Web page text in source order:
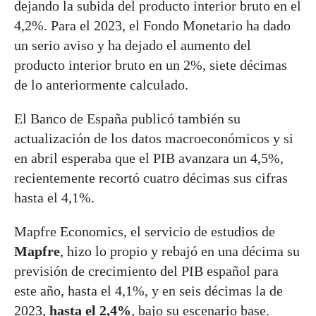
dejando la subida del producto interior bruto en el
4,2%. Para el 2023, el Fondo Monetario ha dado
un serio aviso y ha dejado el aumento del
producto interior bruto en un 2%, siete décimas
de lo anteriormente calculado.
El Banco de España publicó también su
actualización de los datos macroeconómicos y si
en abril esperaba que el PIB avanzara un 4,5%,
recientemente recortó cuatro décimas sus cifras
hasta el 4,1%.
Mapfre Economics, el servicio de estudios de
Mapfre, hizo lo propio y rebajó en una décima su
previsión de crecimiento del PIB español para
este año, hasta el 4,1%, y en seis décimas la de
2023, hasta el 2,4%, bajo su escenario base.